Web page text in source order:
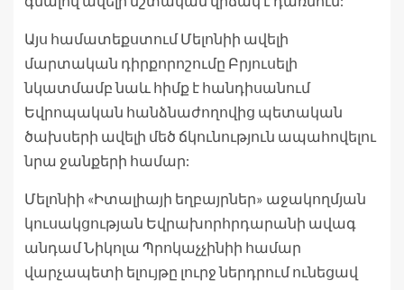
Այս համատեքստում Մելոնիի ավելի
մարտական ​​​​դիրքորոշումը Բրյուսելի
նկատմամբ նաև հիմք է հանդիսանում
Եվրոպական հանձնաժողովից պետական ​​​​
ծախսերի ավելի մեծ ճկունություն ապահովելու
նրա ջանքերի համար:
Մելոնիի «Իտալիայի եղբայրներ» աջակողմյան
կուսակցության Եվրախորհրդարանի ավագ
անդամ Նիկոլա Պրոկաչչինիի համար
վարչապետի ելույթը լուրջ ներդրում ունեցավ